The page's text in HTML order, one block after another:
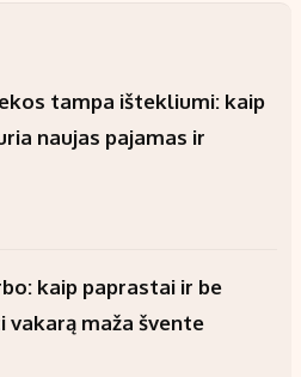
tampa ištekliumi: kaip
naujas pajamas ir
kaip paprastai ir be
vakarą maža švente